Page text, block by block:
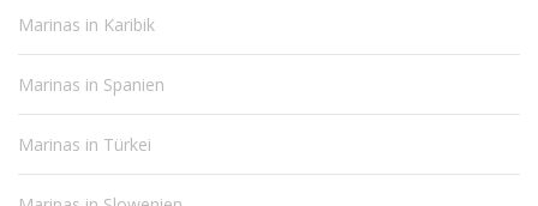
Marinas in Karibik
Marinas in Spanien
Marinas in Türkei